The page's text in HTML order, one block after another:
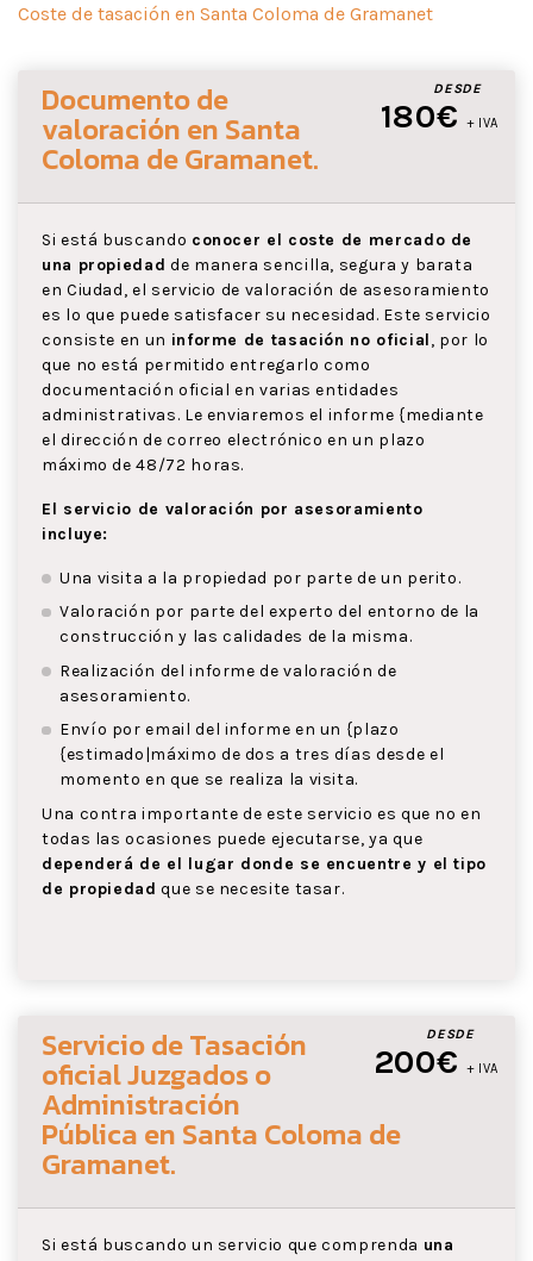
Coste de tasación en Santa Coloma de Gramanet
DESDE
180€ + IVA
Documento de
valoración en Santa
Coloma de Gramanet.
Si está buscando conocer el coste de mercado de
una propiedad de manera sencilla, segura y barata
en Ciudad, el servicio de valoración de asesoramiento
es lo que puede satisfacer su necesidad. Este servicio
consiste en un informe de tasación no oficial, por lo
que no está permitido entregarlo como
documentación oficial en varias entidades
administrativas. Le enviaremos el informe {mediante
el dirección de correo electrónico en un plazo
máximo de 48/72 horas.
El servicio de valoración por asesoramiento
incluye:
Una visita a la propiedad por parte de un perito.
Valoración por parte del experto del entorno de la
construcción y las calidades de la misma.
Realización del informe de valoración de
asesoramiento.
Envío por email del informe en un {plazo
{estimado|máximo de dos a tres días desde el
momento en que se realiza la visita.
Una contra importante de este servicio es que no en
todas las ocasiones puede ejecutarse, ya que
dependerá de el lugar donde se encuentre y el tipo
de propiedad que se necesite tasar.
DESDE
200€ + IVA
Servicio de Tasación
oficial Juzgados o
Administración
Pública en Santa Coloma de
Gramanet.
Si está buscando un servicio que comprenda una